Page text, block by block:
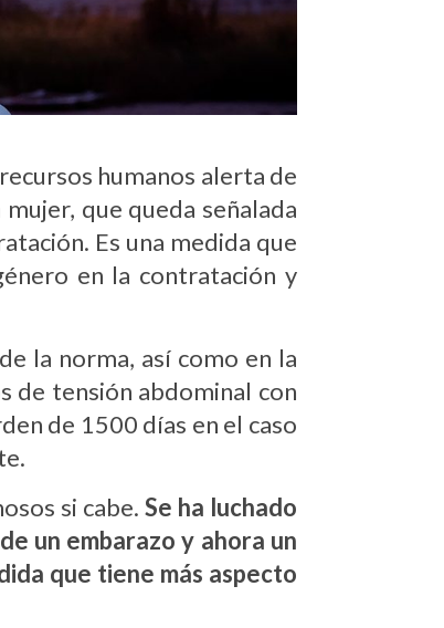
humanos alerta de
que queda señalada
Es una medida que
en la contratación y
la norma, así como en la
de tensión abdominal con
de 1500 días en el caso
si cabe. Se ha luchado
un embarazo y ahora un
que tiene más aspecto